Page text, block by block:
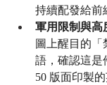
持續配發給前
軍用限制與高
圖上醒目的「
語，確認這是
50 版面印製